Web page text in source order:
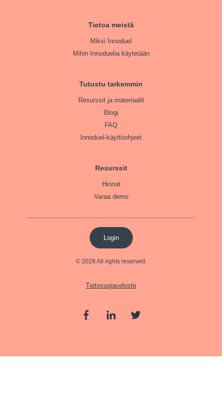
Tietoa meistä
Miksi Innoduel
Mihin Innoduelia käytetään
Tutustu tarkemmin
Resurssit ja materiaalit
Blogi
FAQ
Innoduel-käyttöohjeet
Resurssit
Hinnat
Varaa demo
Login
© 2026 All rights reserved.
Tietosuojaseloste